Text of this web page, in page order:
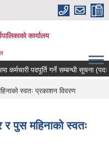
कार्यालय
कर्मचारी पदपूर्ति गर्ने सम्बन्धी सूचना (पदः
स्वतः प्रकाशन विवरण
पुस महिनाको स्वतः